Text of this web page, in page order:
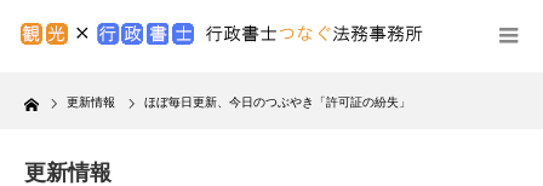
Home 更新情報 ほぼ毎日更新、今日のつぶやき「許可証の紛失」
更新情報